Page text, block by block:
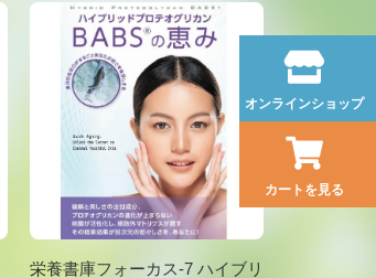
オンラインショップ
カートを見る
栄養書庫フォーカス-7 ハイブリ